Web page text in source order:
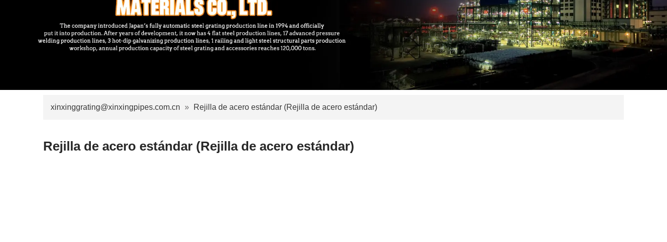
xinxinggrating@xinxingpipes.com.cn » Rejilla de acero estándar (Rejilla de acero estándar)
Rejilla de acero estándar (Rejilla de acero estándar)